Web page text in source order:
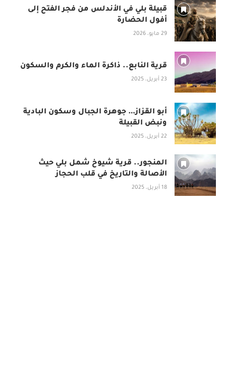
قبيلة بلي في الأندلس من فجر الفتح إلى
أفول الحضارة
29 مايو، 2026
قرية النابع.. ذاكرة الماء والكرم والسكون
23 أبريل، 2025
أبو القزاز… جوهرة الجبال وسكون البادية
ونبض القبيلة
22 أبريل، 2025
المنجور.. قرية شيوخ شمل بلي حيث
الأصالة والتاريخ في قلب الحجاز
18 أبريل، 2025